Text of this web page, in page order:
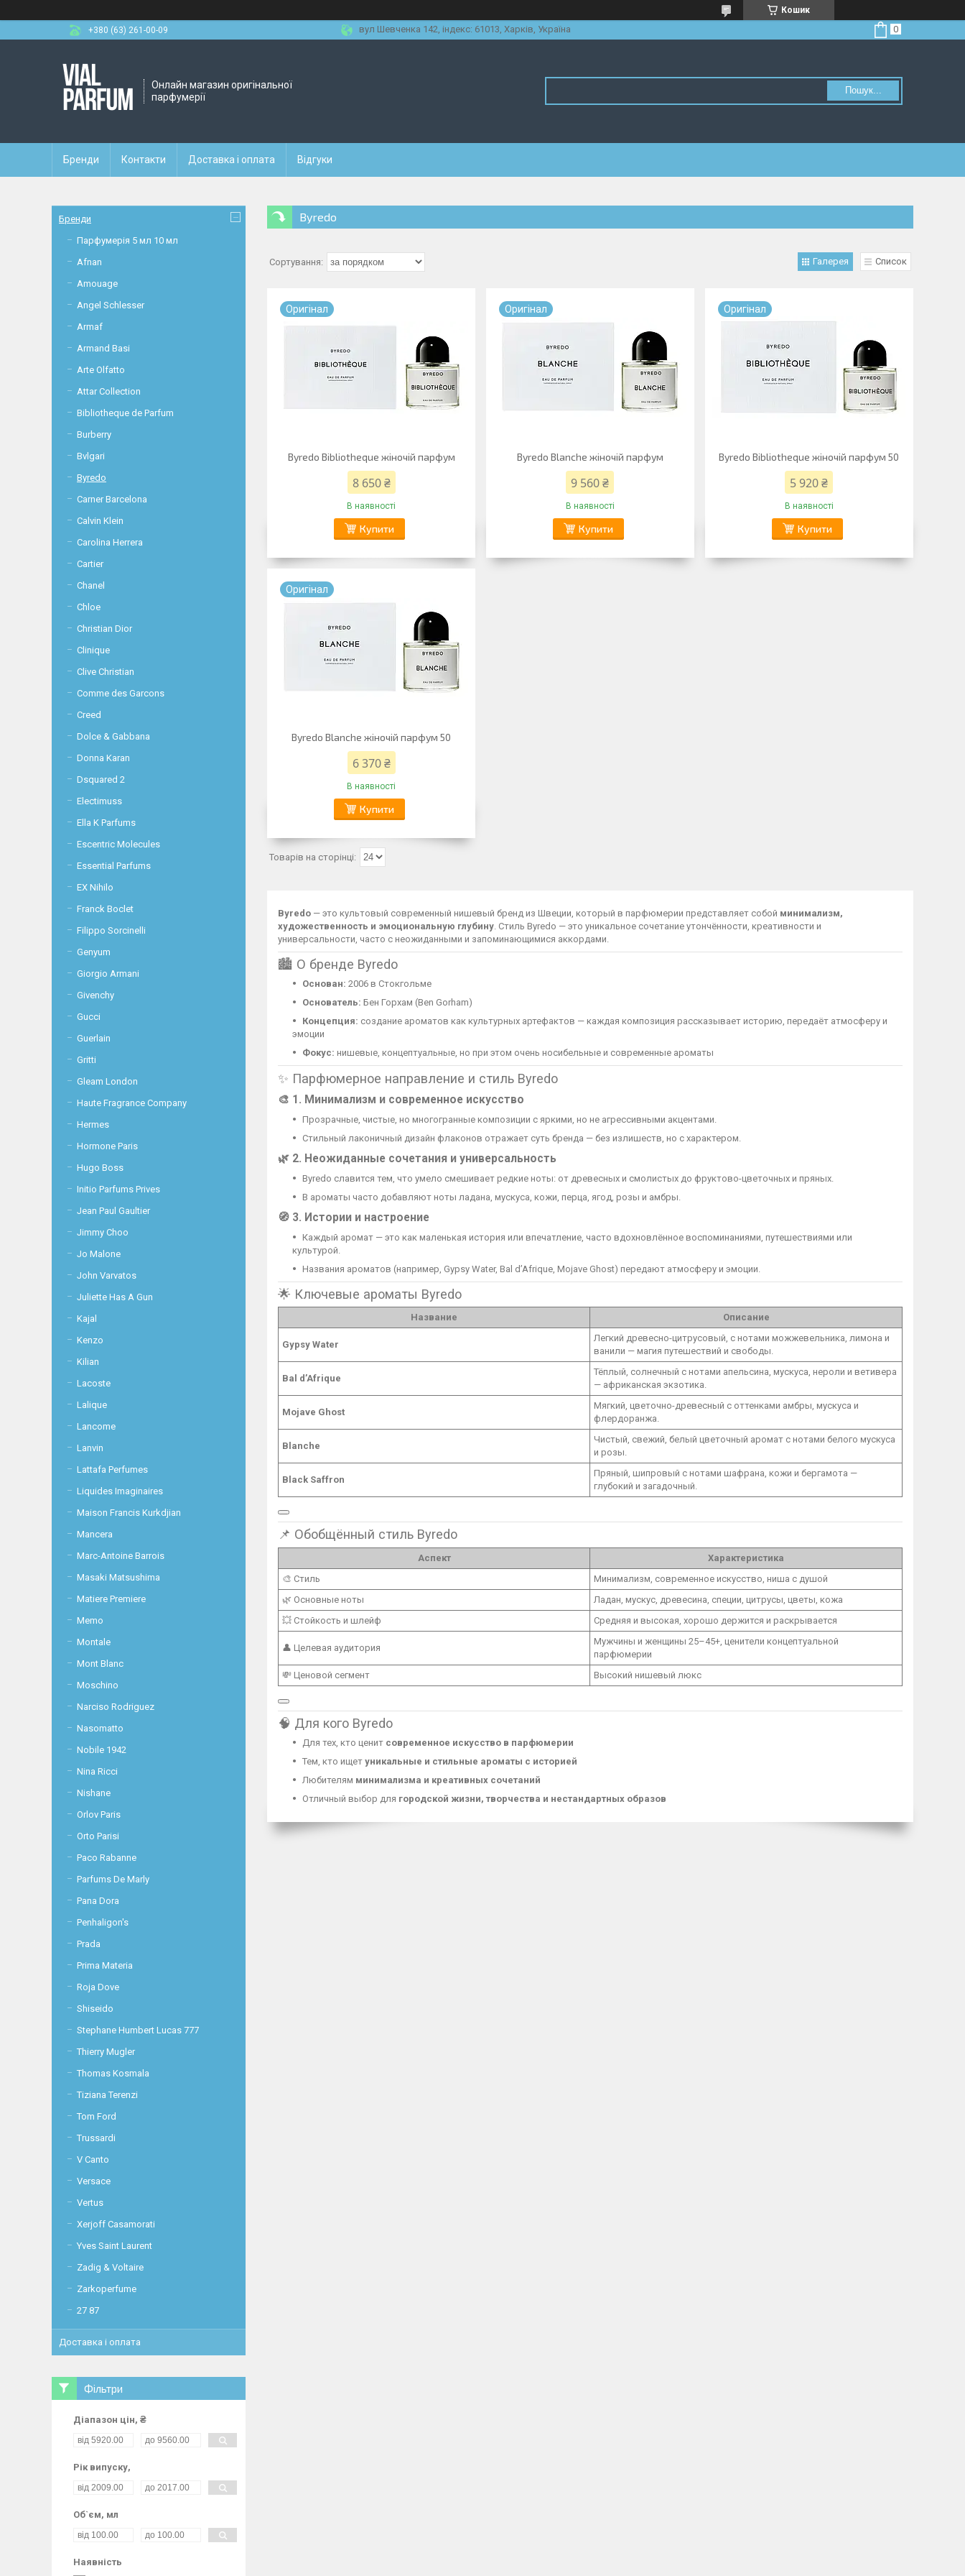
Кошик
+380 (63) 261-00-09
вул Шевченка 142, iндекс: 61013, Харків, Україна
Онлайн магазин оригінальної
парфумерії
Пошук...
Бренди Контакти Доставка і оплата Відгуки
Byredo
Галерея Список
Оригiнал
Byredo Bibliotheque жіночій парфум
8 650 ₴
В наявності
Купити
Оригiнал
Byredo Blanche жіночій парфум
9 560 ₴
В наявності
Купити
Оригiнал
Byredo Bibliotheque жіночій парфум 50
5 920 ₴
В наявності
Купити
Оригiнал
Byredo Blanche жіночій парфум 50
6 370 ₴
В наявності
Купити
Byredo — это культовый современный нишевый бренд из Швеции, который в парфюмерии представляет собой минимализм,
художественность и эмоциональную глубину. Стиль Byredo — это уникальное сочетание утончённости, креативности и
универсальности, часто с неожиданными и запоминающимися аккордами.
🏙 О бренде Byredo
Основан: 2006 в Стокгольме
Основатель: Бен Горхам (Ben Gorham)
Концепция: создание ароматов как культурных артефактов — каждая композиция рассказывает историю, передаёт атмосферу и
эмоции
Фокус: нишевые, концептуальные, но при этом очень носибельные и современные ароматы
✨ Парфюмерное направление и стиль Byredo
🎨 1. Минимализм и современное искусство
Прозрачные, чистые, но многогранные композиции с яркими, но не агрессивными акцентами.
Стильный лаконичный дизайн флаконов отражает суть бренда — без излишеств, но с характером.
🌿 2. Неожиданные сочетания и универсальность
Byredo славится тем, что умело смешивает редкие ноты: от древесных и смолистых до фруктово-цветочных и пряных.
В ароматы часто добавляют ноты ладана, мускуса, кожи, перца, ягод, розы и амбры.
🧭 3. Истории и настроение
Каждый аромат — это как маленькая история или впечатление, часто вдохновлённое воспоминаниями, путешествиями или
культурой.
Названия ароматов (например, Gypsy Water, Bal d’Afrique, Mojave Ghost) передают атмосферу и эмоции.
🌟 Ключевые ароматы Byredo
Название Описание
Gypsy Water
Легкий древесно-цитрусовый, с нотами можжевельника, лимона и
ванили — магия путешествий и свободы.
Bal d’Afrique
Тёплый, солнечный с нотами апельсина, мускуса, нероли и ветивера
— африканская экзотика.
Mojave Ghost
Мягкий, цветочно-древесный с оттенками амбры, мускуса и
флердоранжа.
Blanche
Чистый, свежий, белый цветочный аромат с нотами белого мускуса
и розы.
Black Saffron
Пряный, шипровый с нотами шафрана, кожи и бергамота —
глубокий и загадочный.
📌 Обобщённый стиль Byredo
Аспект
Характеристика
🎨 Стиль
Минимализм, современное искусство, ниша с душой
🌿 Основные ноты
Ладан, мускус, древесина, специи, цитрусы, цветы, кожа
💥 Стойкость и шлейф
Средняя и высокая, хорошо держится и раскрывается
👤 Целевая аудитория
Мужчины и женщины 25–45+, ценители концептуальной
парфюмерии
💸 Ценовой сегмент
Высокий нишевый люкс
🧠 Для кого Byredo
Для тех, кто ценит современное искусство в парфюмерии
Тем, кто ищет уникальные и стильные ароматы с историей
Любителям минимализма и креативных сочетаний
Отличный выбор для городской жизни, творчества и нестандартных образов
Бренди
Парфумерія 5 мл 10 мл
Afnan
Amouage
Angel Schlesser
Armaf
Armand Basi
Arte Olfatto
Attar Collection
Bibliotheque de Parfum
Burberry
Bvlgari
Byredo
Carner Barcelona
Calvin Klein
Carolina Herrera
Cartier
Chanel
Chloe
Christian Dior
Clinique
Clive Christian
Comme des Garcons
Creed
Dolce & Gabbana
Donna Karan
Dsquared 2
Electimuss
Ella K Parfums
Escentric Molecules
Essential Parfums
EX Nihilo
Franck Boclet
Filippo Sorcinelli
Genyum
Giorgio Armani
Givenchy
Gucci
Guerlain
Gritti
Gleam London
Haute Fragrance Company
Hermes
Hormone Paris
Hugo Boss
Initio Parfums Prives
Jean Paul Gaultier
Jimmy Choo
Jo Malone
John Varvatos
Juliette Has A Gun
Kajal
Kenzo
Kilian
Lacoste
Lalique
Lancome
Lanvin
Lattafa Perfumes
Liquides Imaginaires
Maison Francis Kurkdjian
Mancera
Marc-Antoine Barrois
Masaki Matsushima
Matiere Premiere
Memo
Montale
Mont Blanc
Moschino
Narciso Rodriguez
Nasomatto
Nobile 1942
Nina Ricci
Nishane
Orlov Paris
Orto Parisi
Paco Rabanne
Parfums De Marly
Pana Dora
Penhaligon's
Prada
Prima Materia
Roja Dove
Shiseido
Stephane Humbert Lucas 777
Thierry Mugler
Thomas Kosmala
Tiziana Terenzi
Tom Ford
Trussardi
V Canto
Versace
Vertus
Xerjoff Casamorati
Yves Saint Laurent
Zadig & Voltaire
Zarkoperfume
27 87
Доставка і оплата
Фільтри
Діапазон цін, ₴
Рік випуску,
Об`єм, мл
Наявність